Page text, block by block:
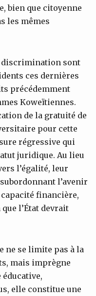
bien que citoyenne
les mêmes
discrimination sont
ces dernières
précédemment
Koweïtiennes.
de la gratuité de
pour cette
régressive qui
juridique. Au lieu
l’égalité, leur
l’avenir
financière,
l’État devrait
ne se limite pas à la
mais imprègne
elle constitue une